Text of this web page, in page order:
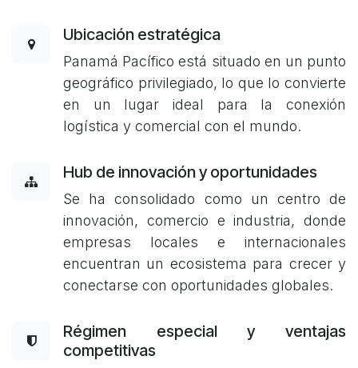
Ubicación estratégica
Panamá Pacífico está situado en un punto
geográfico privilegiado, lo que lo convierte
en un lugar ideal para la conexión
logística y comercial con el mundo.
Hub de innovación y oportunidades
Se ha consolidado como un centro de
innovación, comercio e industria, donde
empresas locales e internacionales
encuentran un ecosistema para crecer y
conectarse con oportunidades globales.
Régimen especial y ventajas
competitivas